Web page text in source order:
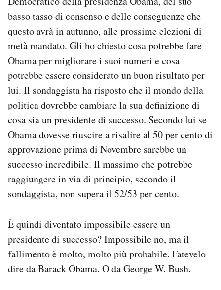
basso tasso di consenso e delle conseguenze che
questo avrà in autunno, alle prossime elezioni di
metà mandato. Gli ho chiesto cosa potrebbe fare
Obama per migliorare i suoi numeri e cosa
potrebbe essere considerato un buon risultato per
lui. Il sondaggista ha risposto che il mondo della
politica dovrebbe cambiare la sua definizione di
cosa sia un presidente di successo. Secondo lui se
Obama dovesse riuscire a risalire al 50 per cento di
approvazione prima di Novembre sarebbe un
successo incredibile. Il massimo che potrebbe
raggiungere in via di principio, secondo il
sondaggista, non supera il 52/53 per cento.
È quindi diventato impossibile essere un
presidente di successo? Impossibile no, ma il
fallimento è molto, molto più probabile. Fatevelo
dire da Barack Obama. O da George W. Bush.